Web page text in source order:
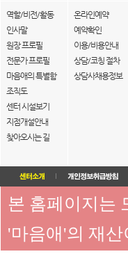
역할/비전/활동
인사말
원장 프로필
전문가 프로필
마음애의 특별함
조직도
센터 시설보기
지점개설안내
찾아오시는 길
온라인예약
예약확인
이용/비용안내
상담/코칭 절차
상담사채용정보
본 홈페이지는
'마음애'의 재